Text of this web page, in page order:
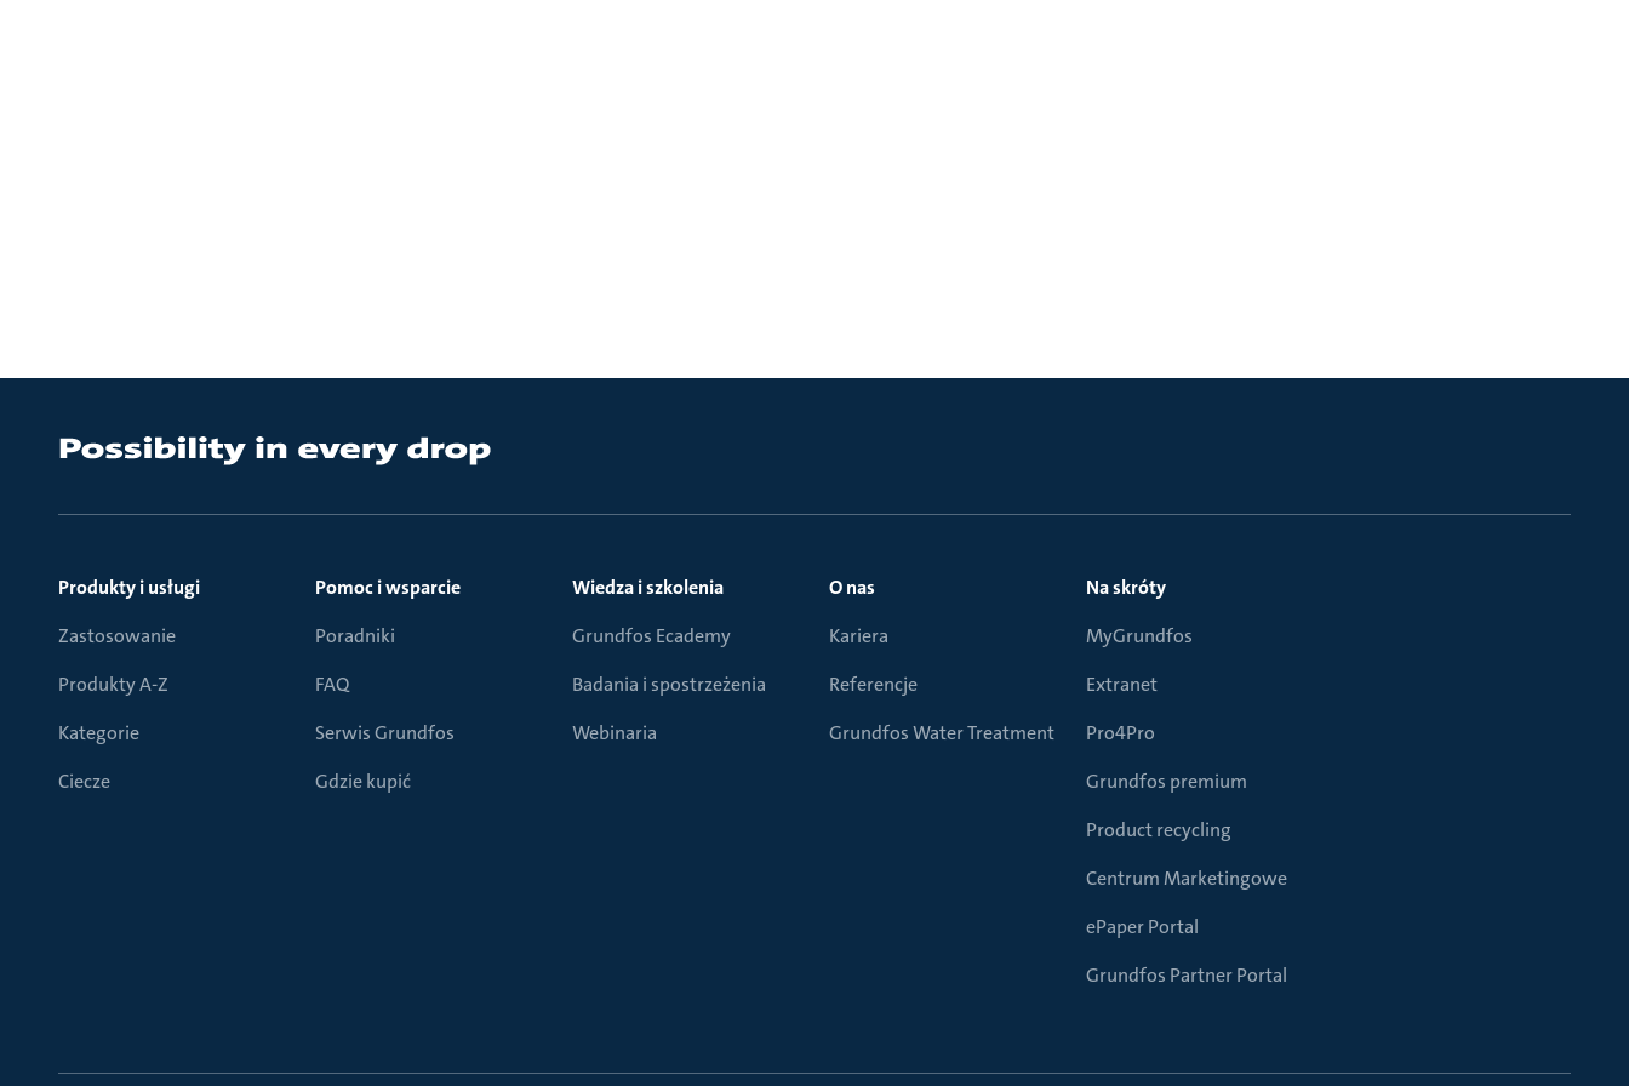
Produkty i usługi
Zastosowanie
Produkty A-Z
Kategorie
Ciecze
Pomoc i wsparcie
Poradniki
FAQ
Serwis Grundfos
Gdzie kupić
Wiedza i szkolenia
Grundfos Ecademy
Badania i spostrzeżenia
Webinaria
O nas
Kariera
Referencje
Grundfos Water Treatment
Na skróty
MyGrundfos
Extranet
Pro4Pro
Grundfos premium
Product recycling
Centrum Marketingowe
ePaper Portal
Grundfos Partner Portal